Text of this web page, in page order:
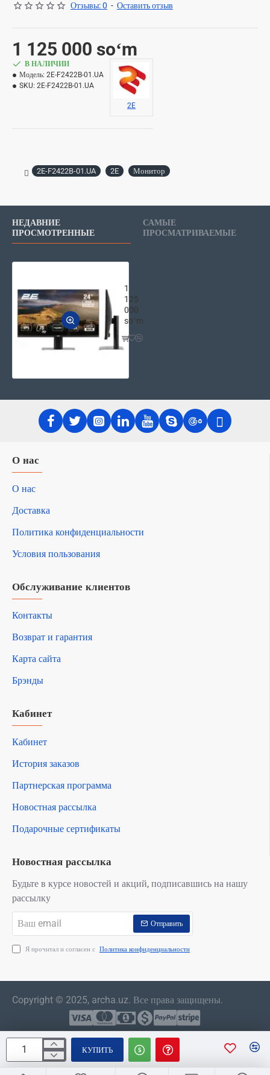
Отзывы: 0 - Оставить отзыв
1 125 000 soʻm
В НАЛИЧИИ
Модель: 2E-F2422B-01.UA
SKU: 2E-F2422B-01.UA
2E
КУПИТЬ
2E-F2422B-01.UA 2E Монитор
НЕДАВНИЕ
ПРОСМОТРЕННЫЕ
САМЫЕ
ПРОСМАТРИВАЕМЫЕ
1
125
000
soʻm
О нас
О нас
Доставка
Политика конфиденциальности
Условия пользования
Обслуживание клиентов
Контакты
Возврат и гарантия
Карта сайта
Брэнды
Кабинет
Кабинет
История заказов
Партнерская программа
Новостная рассылка
Подарочные сертификаты
Новостная рассылка
Будьте в курсе новостей и акций, подписавшись на нашу
рассылку
email
Отправить
Я прочитал и согласен с Политика конфиденциальности
Copyright © 2025, archa.uz. Все права защищены.